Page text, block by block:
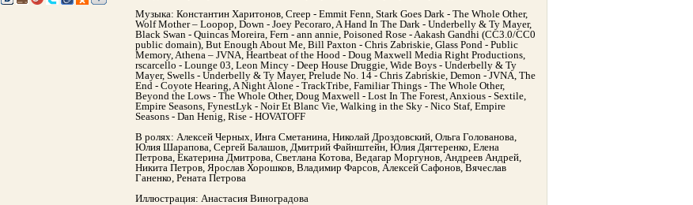
Музыка: Константин Харитонов, Creep - Emmit Fenn, Stark Goes Dark - The Whole Other,
Wolf Mother – Loopop, Down - Joey Pecoraro, A Hand In The Dark - Underbelly & Ty Mayer,
Black Swan - Quincas Moreira, Fern - ann annie, Poisoned Rose - Aakash Gandhi (CC3.0/CC0
public domain), But Enough About Me, Bill Paxton - Chris Zabriskie, Glass Pond - Public
Memory, Athena – JVNA, Heartbeat of the Hood - Doug Maxwell Media Right Productions,
rscarcello - Lounge 03, Leon Mincy - Deep House Druggie, Wide Boys - Underbelly & Ty
Mayer, Swells - Underbelly & Ty Mayer, Prelude No. 14 - Chris Zabriskie, Demon - JVNA, The
End - Coyote Hearing, A Night Alone - TrackTribe, Familiar Things - The Whole Other,
Beyond the Lows - The Whole Other, Doug Maxwell - Lost In The Forest, Anxious - Sextile,
Empire Seasons, FynestLyk - Noir Et Blanc Vie, Walking in the Sky - Nico Staf, Empire
Seasons - Dan Henig, Rise - HOVATOFF
В ролях: Алексей Черных, Инга Сметанина, Николай Дроздовский, Ольга Голованова,
Юлия Шарапова, Сергей Балашов, Дмитрий Файнштейн, Юлия Дягтеренко, Елена
Петрова, Екатерина Дмитрова, Светлана Котова, Ведагар Моргунов, Андреев Андрей,
Никита Петров, Ярослав Хорошков, Владимир Фарсов, Алексей Сафонов, Вячеслав
Ганенко, Рената Петрова
Иллюстрация: Анастасия Виноградова